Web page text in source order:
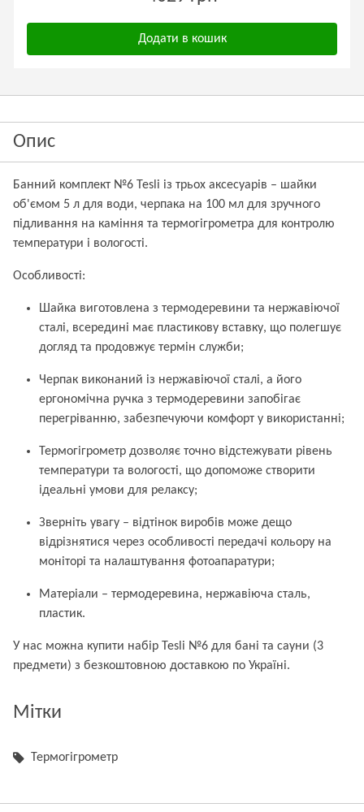
Додати в кошик
Опис
Банний комплект №6 Tesli із трьох аксесуарів – шайки
об'ємом 5 л для води, черпака на 100 мл для зручного
підливання на каміння та термогігрометра для контролю
температури і вологості.
Особливості:
Шайка виготовлена з термодеревини та нержавіючої
сталі, всередині має пластикову вставку, що полегшує
догляд та продовжує термін служби;
Черпак виконаний із нержавіючої сталі, а його
ергономічна ручка з термодеревини запобігає
перегріванню, забезпечуючи комфорт у використанні;
Термогігрометр дозволяє точно відстежувати рівень
температури та вологості, що допоможе створити
ідеальні умови для релаксу;
Зверніть увагу – відтінок виробів може дещо
відрізнятися через особливості передачі кольору на
моніторі та налаштування фотоапаратури;
Матеріали – термодеревина, нержавіюча сталь,
пластик.
У нас можна купити набір Tesli №6 для бані та сауни (3
предмети) з безкоштовною доставкою по Україні.
Мітки
Термогігрометр